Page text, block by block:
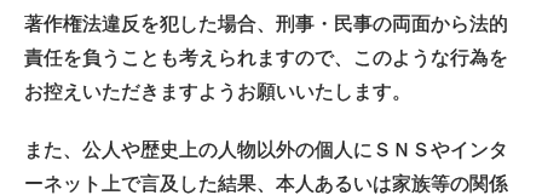
著作権法違反を犯した場合、刑事・民事の両面から法的
責任を負うことも考えられますので、このような行為を
お控えいただきますようお願いいたします。
また、公人や歴史上の人物以外の個人にＳＮＳやインタ
ーネット上で言及した結果、本人あるいは家族等の関係